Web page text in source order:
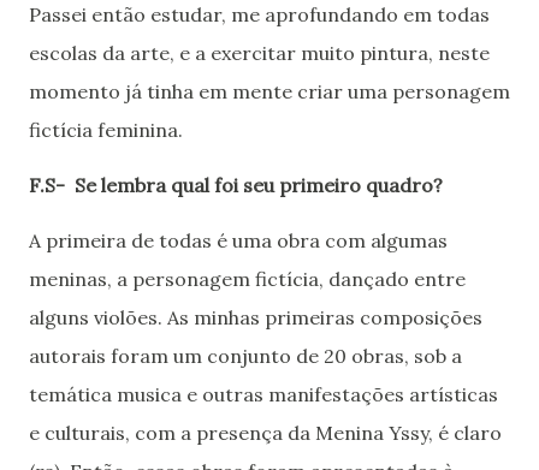
Passei então estudar, me aprofundando em todas
escolas da arte, e a exercitar muito pintura, neste
momento já tinha em mente criar uma personagem
fictícia feminina.
F.S- Se lembra qual foi seu primeiro quadro?
A primeira de todas é uma obra com algumas
meninas, a personagem fictícia, dançado entre
alguns violões. As minhas primeiras composições
autorais foram um conjunto de 20 obras, sob a
temática musica e outras manifestações artísticas
e culturais, com a presença da Menina Yssy, é claro